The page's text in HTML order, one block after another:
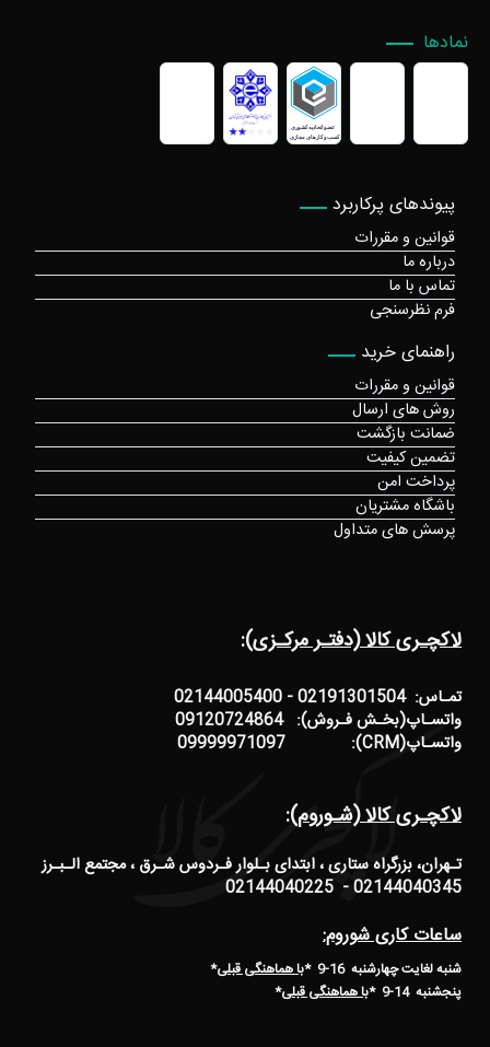
لاکچـری کالا (دفتـر مرکـزی):
تمـاس: 02191301504 - 02144005400
واتسـاپ(بخـش فـروش): 09120724864
واتسـاپ(CRM): 09999971097
لاکچـری کالا (شـوروم):
تـهران، بزرگراه ستاری ، ابتدای بـلوار فـردوس شـرق ، مجتمع الـبـرز
02144040345 - 02144040225
ساعات کاری شوروم:
شنبه لغایت چهارشنبه 16-9 * با هماهنگی قبلی*
پنجشنبه 14-9
*با هماهنگی قبلی*
پیوندهای پرکاربرد
قوانین و مقررات
درباره ما
تماس با ما
فرم نظرسنجی
راهنمای خرید
قوانین و مقررات
روش های ارسال
ضمانت بازگشت
تضمین کیفیت
پرداخت امن
باشگاه مشتریان
پرسش های متداول
نمادها